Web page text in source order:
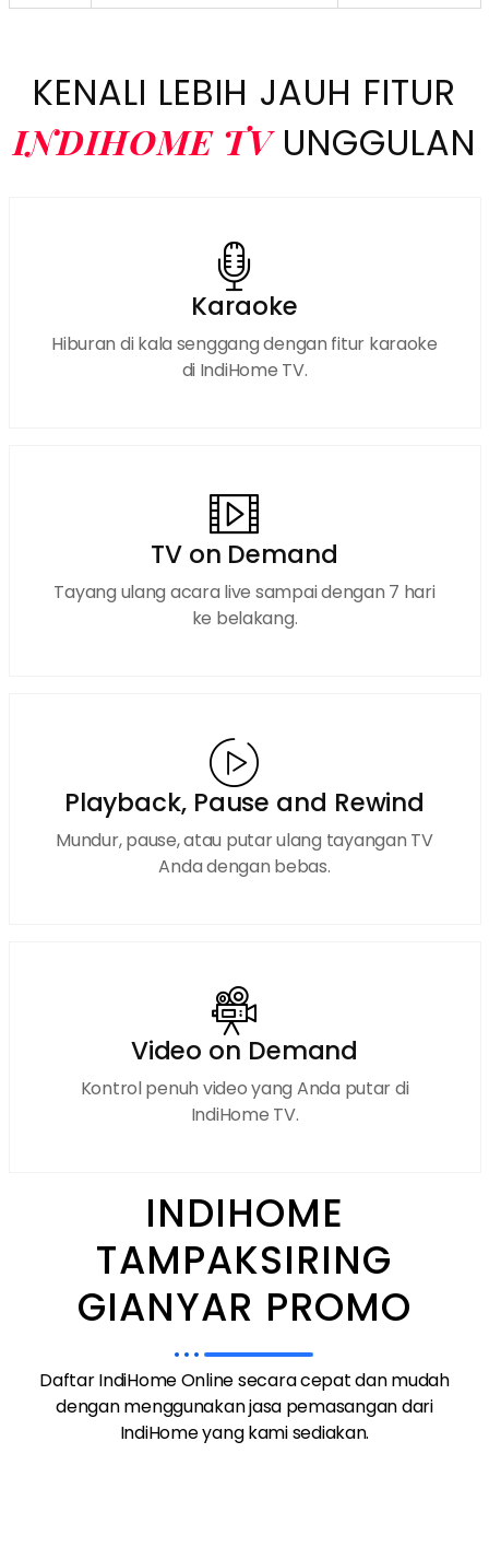
KENALI LEBIH JAUH FITUR
INDIHOME TVUNGGULAN
Karaoke
Hiburan di kala senggang dengan fitur karaoke
di IndiHome TV.
TV on Demand
Tayang ulang acara live sampai dengan 7 hari
ke belakang.
Playback, Pause and Rewind
Mundur, pause, atau putar ulang tayangan TV
Anda dengan bebas.
Video on Demand
Kontrol penuh video yang Anda putar di
IndiHome TV.
INDIHOME
TAMPAKSIRING
GIANYAR PROMO
Daftar IndiHome Online secara cepat dan mudah
dengan menggunakan jasa pemasangan dari
IndiHome yang kami sediakan.